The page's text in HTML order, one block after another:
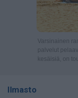
Varsinainen
palvelut
kesäisiä, on
Ilmasto